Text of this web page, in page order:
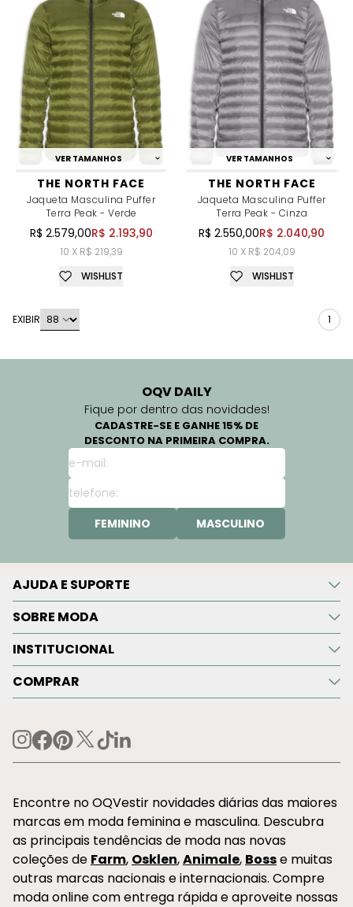
VER TAMANHOS
THE NORTH FACE
Jaqueta Masculina Puffer
Terra Peak - Verde
R$ 2.579,00R$ 2.193,90
10 X R$ 219,39
WISHLIST
VER TAMANHOS
THE NORTH FACE
Jaqueta Masculina Puffer
Terra Peak - Cinza
R$ 2.550,00R$ 2.040,90
10 X R$ 204,09
WISHLIST
EXIBIR 1
OQV DAILY
Fique por dentro das novidades!
CADASTRE-SE E GANHE 15% DE
DESCONTO NA PRIMEIRA COMPRA.
FEMININO MASCULINO
AJUDA E SUPORTE
SOBRE MODA
INSTITUCIONAL
COMPRAR
Encontre no OQVestir novidades diárias das maiores
marcas em moda feminina e masculina. Descubra
as principais tendências de moda nas novas
coleções de Farm, Osklen,Animale, Bosse muitas
outras marcas nacionais e internacionais. Compre
moda online com entrega rápida e aproveite nossas